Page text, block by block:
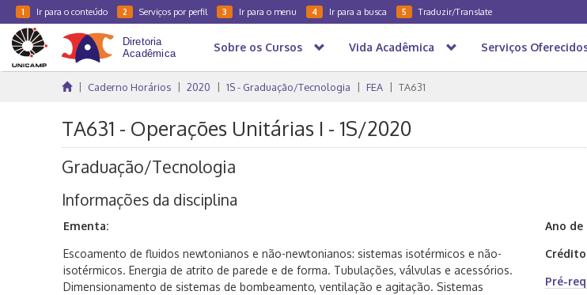
1 Ir para o conteúdo 2 Serviços por perfil 3 Ir para o menu 4 Ir para a busca 5 Traduzir/Translate
Sobre os Cursos Vida Acadêmica Serviços
Caderno Horários 2020 1S - Graduação/Tecnologia FEA TA631
TA631 - Operações Unitárias I - 1S/2020
Graduação/Tecnologia
Informações da disciplina
Ementa:
Escoamento de fluidos newtonianos e não-newtonianos: sistemas isotérmicos e não-
isotérmicos. Energia de atrito de parede e de forma. Tubulações, válvulas e acessórios.
Dimensionamento de sistemas de bombeamento, ventilação e agitação. Sistemas
Ano de
Pré-